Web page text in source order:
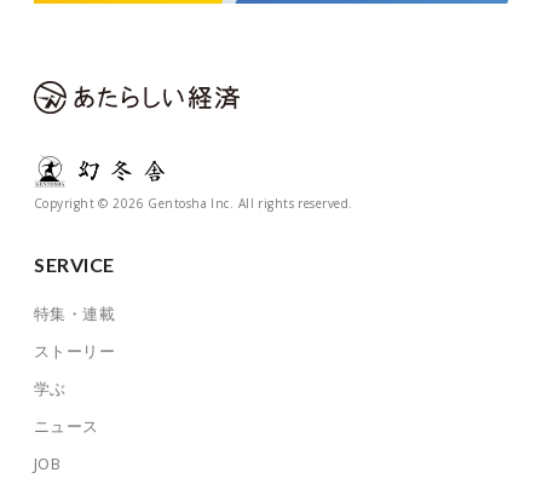
Copyright © 2026 Gentosha Inc. All rights reserved.
SERVICE
特集・連載
ストーリー
学ぶ
ニュース
JOB